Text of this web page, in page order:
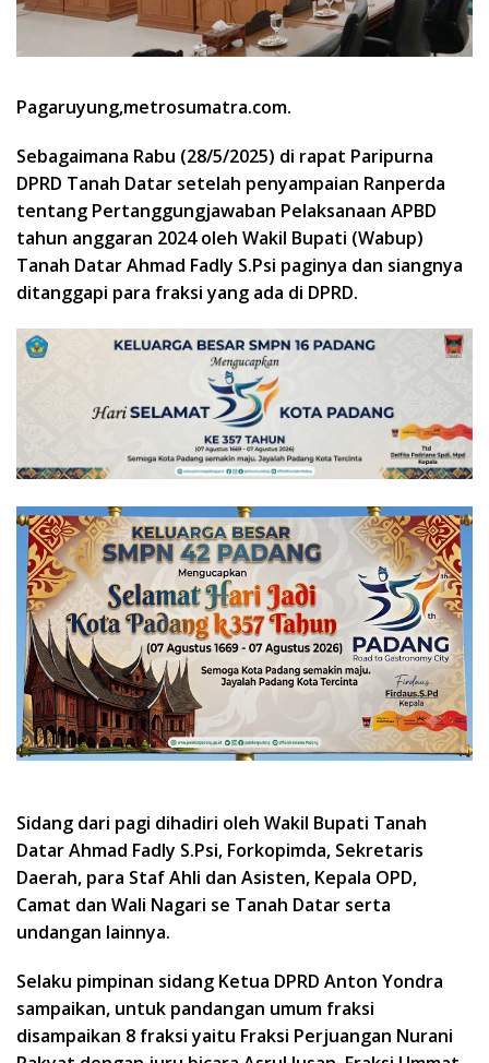
Pagaruyung,metrosumatra.com.
Sebagaimana Rabu (28/5/2025) di rapat Paripurna
DPRD Tanah Datar setelah penyampaian Ranperda
tentang Pertanggungjawaban Pelaksanaan APBD
tahun anggaran 2024 oleh Wakil Bupati (Wabup)
Tanah Datar Ahmad Fadly S.Psi paginya dan siangnya
ditanggapi para fraksi yang ada di DPRD.
Sidang dari pagi dihadiri oleh Wakil Bupati Tanah
Datar Ahmad Fadly S.Psi, Forkopimda, Sekretaris
Daerah, para Staf Ahli dan Asisten, Kepala OPD,
Camat dan Wali Nagari se Tanah Datar serta
undangan lainnya.
Selaku pimpinan sidang Ketua DPRD Anton Yondra
sampaikan, untuk pandangan umum fraksi
disampaikan 8 fraksi yaitu Fraksi Perjuangan Nurani